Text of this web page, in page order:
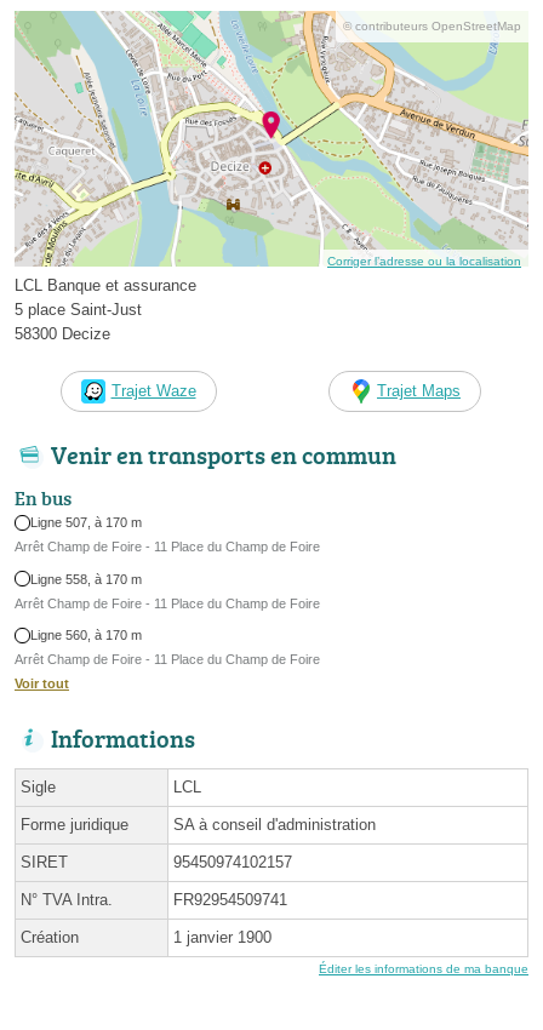
© contributeurs OpenStreetMap
Corriger l’adresse ou la localisation
LCL Banque et assurance
5 place Saint-Just
58300 Decize
Trajet Waze Trajet Maps
Venir en transports en commun
En bus
Ligne 507, à 170 m
Arrêt Champ de Foire - 11 Place du Champ de Foire
Ligne 558, à 170 m
Arrêt Champ de Foire - 11 Place du Champ de Foire
Ligne 560, à 170 m
Arrêt Champ de Foire - 11 Place du Champ de Foire
Voir tout
Informations
Sigle LCL
Forme juridique SA à conseil d'administration
SIRET 95450974102157
N° TVA Intra. FR92954509741
Création 1 janvier 1900
Éditer les informations de ma banque